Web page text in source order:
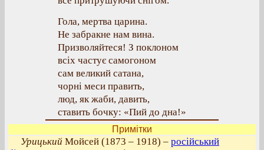
Гола, мертва царина.
Не забракне нам вина.
Призволяйтеся! З поклоном
всіх частує самогоном
сам великий сатана,
чорні меси править,
люд, як жаби, давить,
ставить бочку: «Пий до дна!»
Примітки
Урицький Мойсей (1873 – 1918) – російський